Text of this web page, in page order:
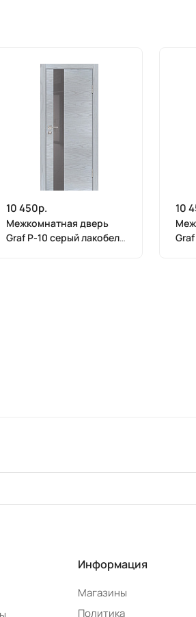
10 450р.
Межкомнатная дверь
Graf P-10 серый лакобель
10
Информация
Магазины
Политика